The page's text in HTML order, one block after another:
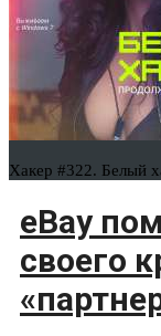
Хакер #322. Белый
eBay
своего